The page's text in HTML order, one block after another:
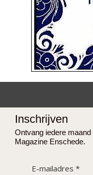
Inschrijven
Ontvang iedere
Magazine Enschede.
E-mailadres *